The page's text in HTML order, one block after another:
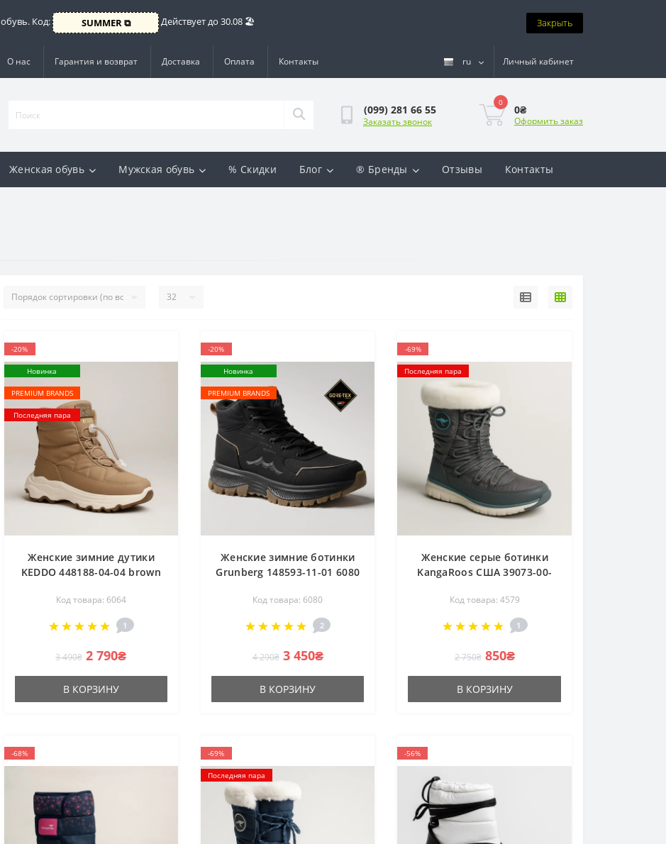
обувь. Код: SUMMER ⧉ Действует до 30.08 🏖️ Закрыть
О нас Гарантия и возврат Доставка Оплата Контакты ru Личный кабинет
(099) 281 66 55
Заказать звонок
0
0₴
Оформить заказ
Женская обувь Мужская обувь % Скидки Блог ® Бренды Отзывы Контакты
-20%
Новинка
PREMIUM BRANDS
Последняя пара
Женские зимние дутики
KEDDO 448188-04-04 brown
водостойкие ботинки с
нейлоновым верхом и
меховым утепителем от
Код товара: 6064
1
3 490₴ 2 790₴
В КОРЗИНУ
-20%
Новинка
PREMIUM BRANDS
Женские зимние ботинки
Grunberg 148593-11-01 6080
утеплением на Gore-Tex и
подкладкой с NanoTex-
мембраной
Код товара: 6080
2
4 290₴ 3 450₴
В КОРЗИНУ
-69%
Последняя пара
Женские серые ботинки
KangaRoos США 39073-00-
Код товара: 4579
1
2 750₴ 850₴
В КОРЗИНУ
-68% -69%
Последняя пара
-56%